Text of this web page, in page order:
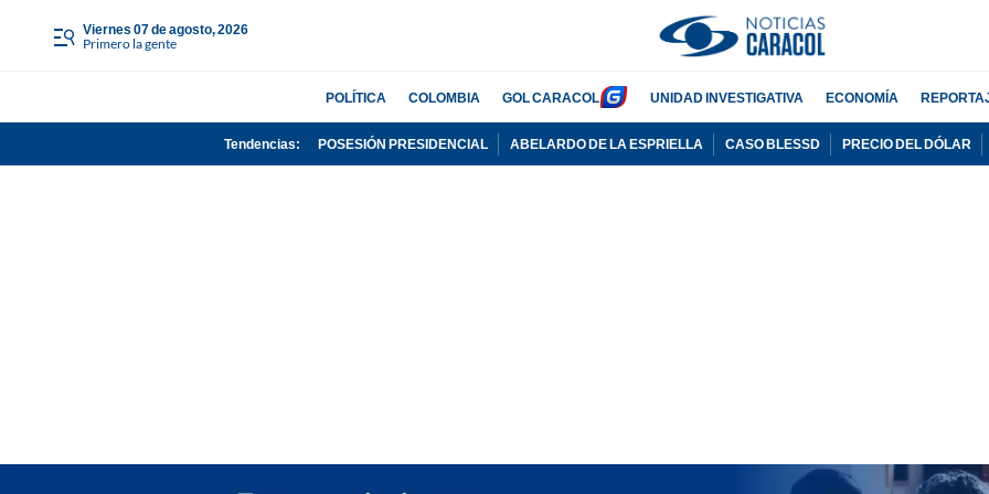
viernes 07 de agosto, 2026
Primero la gente
POLÍTICA COLOMBIA GOL CARACOL UNIDAD INVESTIGATIVA ECONOMÍA
Tendencias: POSESIÓN PRESIDENCIAL ABELARDO DE LA ESPRIELLA CASO BLESSD PRECIO DEL DÓLAR